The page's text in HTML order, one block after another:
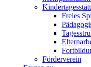
Freies
Förderverein